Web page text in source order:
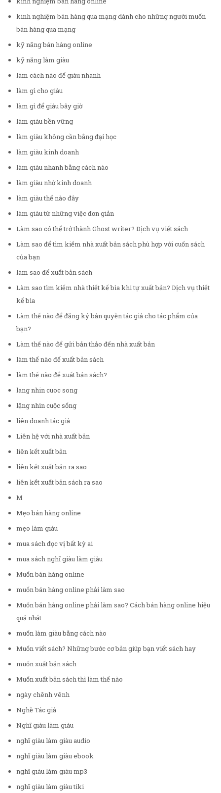
kinh nghiệm bán hàng qua mạng dành cho những người muốn
bán hàng qua mạng
kỹ năng bán hàng online
kỹ năng làm giàu
làm cách nào để giàu nhanh
làm gì cho giàu
làm gì để giàu bây giờ
làm giàu bền vững
làm giàu không cần bằng đại học
làm giàu kinh doanh
làm giàu nhanh bằng cách nào
làm giàu nhờ kinh doanh
làm giàu thế nào đây
làm giàu từ những việc đơn giản
Làm sao có thể trở thành Ghost writer? Dịch vụ viết sách
Làm sao để tìm kiếm nhà xuất bản sách phù hợp với cuốn sách
của bạn
làm sao để xuất bản sách
Làm sao tìm kiếm nhà thiết kế bìa khi tự xuất bản? Dịch vụ thiết
kế bìa
Làm thế nào để đăng ký bản quyền tác giả cho tác phẩm của
bạn?
Làm thế nào để gửi bản thảo đến nhà xuất bản
làm thế nào để xuất bản sách
làm thế nào để xuất bản sách?
lang nhin cuoc song
lặng nhìn cuộc sống
liên doanh tác giả
Liên hệ với nhà xuất bản
liên kết xuất bản
liên kết xuất bản ra sao
liên kết xuất bản sách ra sao
M
Mẹo bán hàng online
mẹo làm giàu
mua sách đọc vị bất kỳ ai
mua sách nghĩ giàu làm giàu
Muốn bán hàng online
muốn bán hàng online phải làm sao
Muốn bán hàng online phải làm sao? Cách bán hàng online hiệu
quả nhất
muốn làm giàu bằng cách nào
Muốn viết sách? Những bước cơ bản giúp bạn viết sách hay
muốn xuất bản sách
Muốn xuất bản sách thì làm thế nào
ngày chênh vênh
Nghề Tác giả
Nghĩ giàu làm giàu
nghĩ giàu làm giàu audio
nghĩ giàu làm giàu ebook
nghĩ giàu làm giàu mp3
nghĩ giàu làm giàu tiki